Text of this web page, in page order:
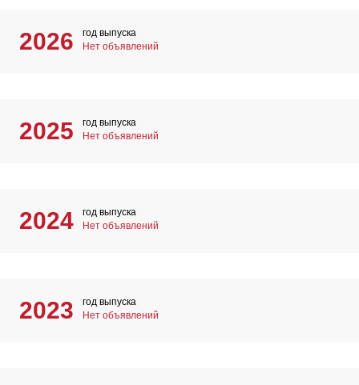
2026
год выпуска
Нет объявлений
2025
год выпуска
Нет объявлений
2024
год выпуска
Нет объявлений
2023
год выпуска
Нет объявлений